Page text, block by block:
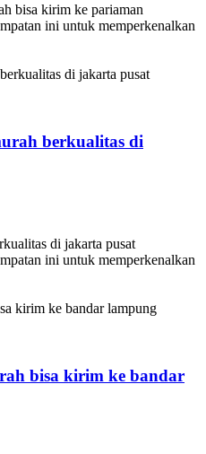
bisa kirim ke pariaman
ini untuk memperkenalkan
berkualitas di
di jakarta pusat
ini untuk memperkenalkan
bisa kirim ke bandar